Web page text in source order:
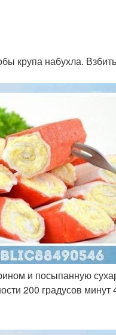
крупа набухла.
и посыпанную
200 градусов минут